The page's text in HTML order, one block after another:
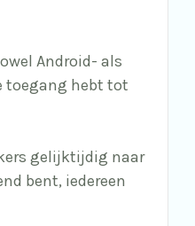
Android- als
toegang hebt tot
gelijktijdig naar
bent, iedereen